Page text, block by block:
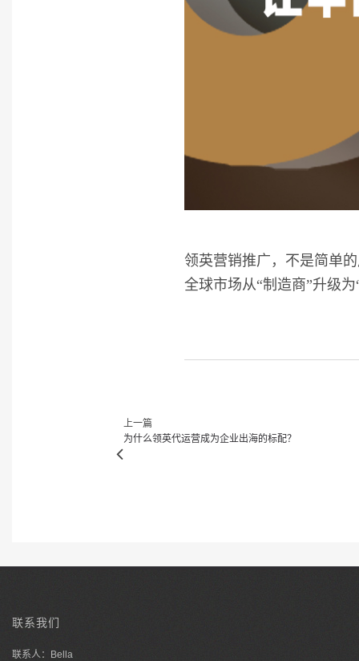
领英营销推广，不是简单
全球市场从“制造商”升级
上一篇
为什么领英代运营成为企业出海的标配？
联系我们
联系人：Bella